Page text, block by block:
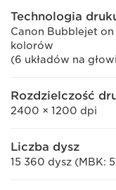
Technologia
Canon Bubblejet
kolorów
(6 układów na
Rozdzielczość
2400 × 1200 dpi
Liczba dysz
15 360 dysz (MBK: